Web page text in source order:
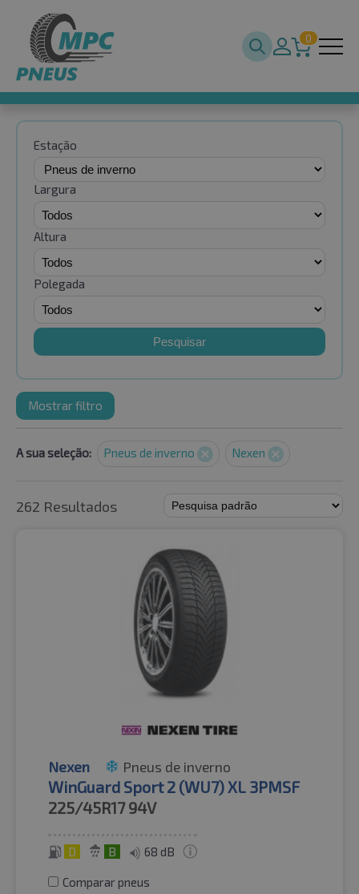
0
Estação
Largura
Altura
Polegada
Pesquisar
Mostrar filtro
A sua seleção: Pneus de inverno Nexen
262 Resultados
Nexen Pneus de inverno
WinGuard Sport 2 (WU7) XL 3PMSF
225/45R17 94V
D B 68 dB
Comparar pneus